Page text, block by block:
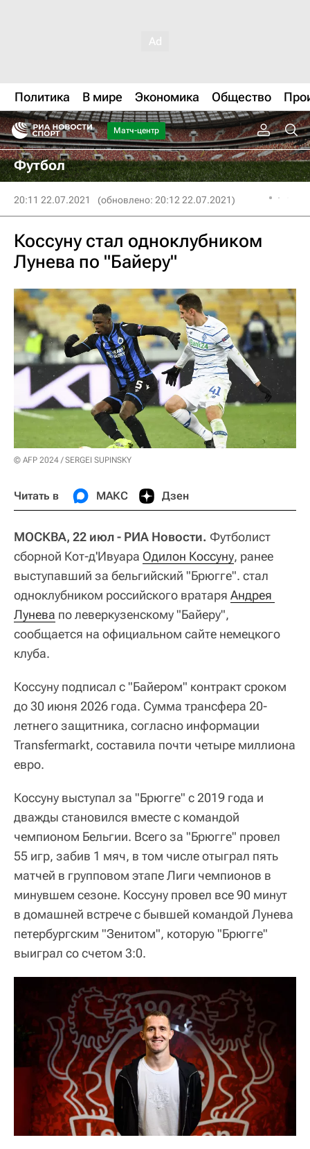
Политика В мире Экономика Общество
Матч-центр
Футбол
20:11 22.07.2021 (обновлено: 20:12 22.07.2021)
Коссуну стал одноклубником
Лунева по "Байеру"
© AFP 2024 / SERGEI SUPINSKY
Читать в МАКС Дзен
МОСКВА, 22 июл - РИА Новости. Футболист
сборной Кот-д'Ивуара Одилон Коссуну, ранее
выступавший за бельгийский "Брюгге". стал
одноклубником российского вратаря Андрея
Лунева по леверкузенскому "Байеру",
сообщается на официальном сайте немецкого
клуба.
Коссуну подписал с "Байером" контракт сроком
до 30 июня 2026 года. Сумма трансфера 20-
летнего защитника, согласно информации
Transfermarkt, составила почти четыре миллиона
евро.
Коссуну выступал за "Брюгге" с 2019 года и
дважды становился вместе с командой
чемпионом Бельгии. Всего за "Брюгге" провел
55 игр, забив 1 мяч, в том числе отыграл пять
матчей в групповом этапе Лиги чемпионов в
минувшем сезоне. Коссуну провел все 90 минут
в домашней встрече с бывшей командой Лунева
петербургским "Зенитом", которую "Брюгге"
выиграл со счетом 3:0.